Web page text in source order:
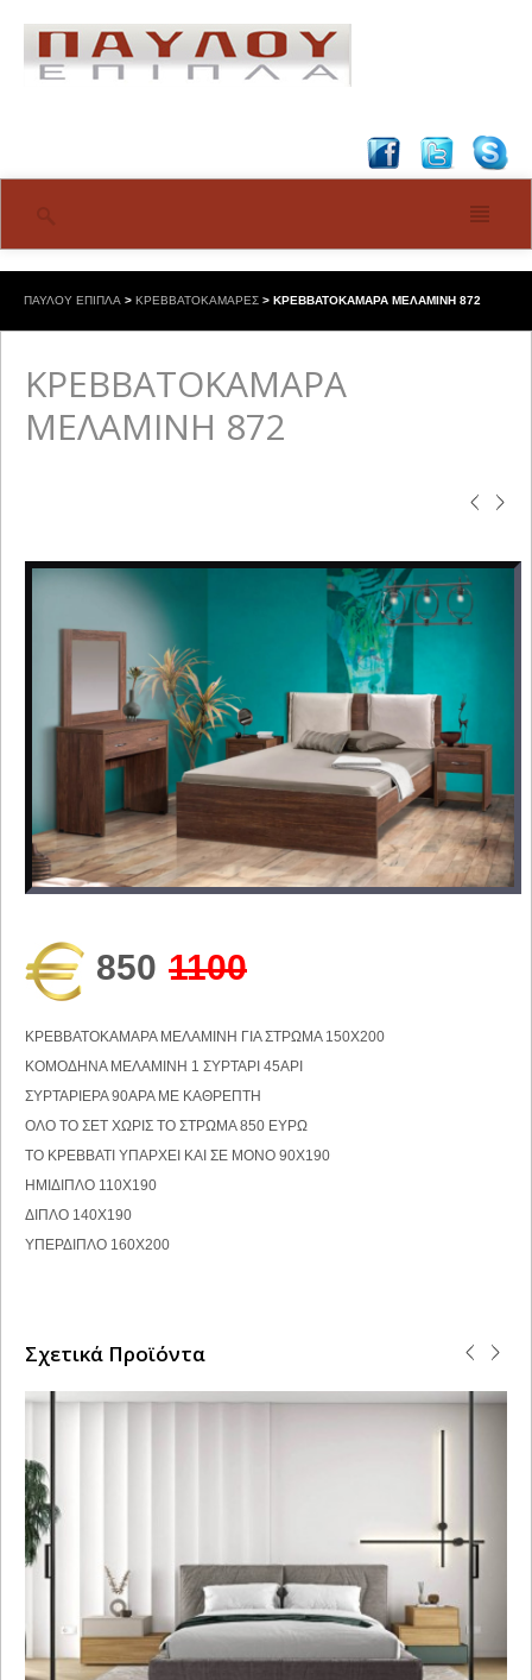
ΠΑΥΛΟΥ ΕΠΙΠΛΑ > ΚΡΕΒΒΑΤΟΚΑΜΑΡΕΣ > ΚΡΕΒΒΑΤΟΚΑΜΑΡΑ ΜΕΛΑΜΙΝΗ 872
ΚΡΕΒΒΑΤΟΚΑΜΑΡΑ
ΜΕΛΑΜΙΝΗ 872
850 1100
ΚΡΕΒΒΑΤΟΚΑΜΑΡΑ ΜΕΛΑΜΙΝΗ ΓΙΑ ΣΤΡΩΜΑ 150Χ200
ΚΟΜΟΔΗΝΑ ΜΕΛΑΜΙΝΗ 1 ΣΥΡΤΑΡΙ 45ΑΡΙ
ΣΥΡΤΑΡΙΕΡΑ 90ΑΡΑ ΜΕ ΚΑΘΡΕΠΤΗ
ΟΛΟ ΤΟ ΣΕΤ ΧΩΡΙΣ ΤΟ ΣΤΡΩΜΑ 850 ΕΥΡΩ
ΤΟ ΚΡΕΒΒΑΤΙ ΥΠΑΡΧΕΙ ΚΑΙ ΣΕ ΜΟΝΟ 90Χ190
ΗΜΙΔΙΠΛΟ 110Χ190
ΔΙΠΛΟ 140Χ190
ΥΠΕΡΔΙΠΛΟ 160Χ200
Σχετικά Προϊόντα